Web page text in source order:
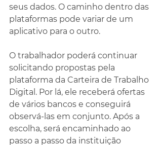
seus dados. O caminho dentro das
plataformas pode variar de um
aplicativo para o outro.
O trabalhador poderá continuar
solicitando propostas pela
plataforma da Carteira de Trabalho
Digital. Por lá, ele receberá ofertas
de vários bancos e conseguirá
observá-las em conjunto. Após a
escolha, será encaminhado ao
passo a passo da instituição